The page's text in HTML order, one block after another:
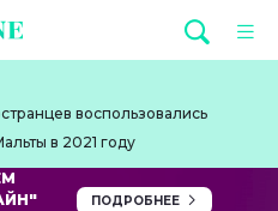
воспользовались
в 2021 году
ПОДРОБНЕЕ